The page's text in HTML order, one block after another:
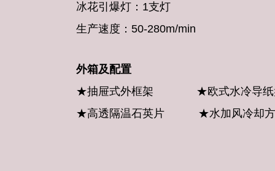
冰花引爆灯：1支灯
生产速度：50-280m/min
外箱及配置
★抽屉式外框架 ★欧式水冷
★高透隔温石英片 ★水加风冷却